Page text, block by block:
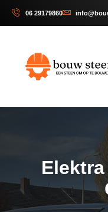
06 29179860